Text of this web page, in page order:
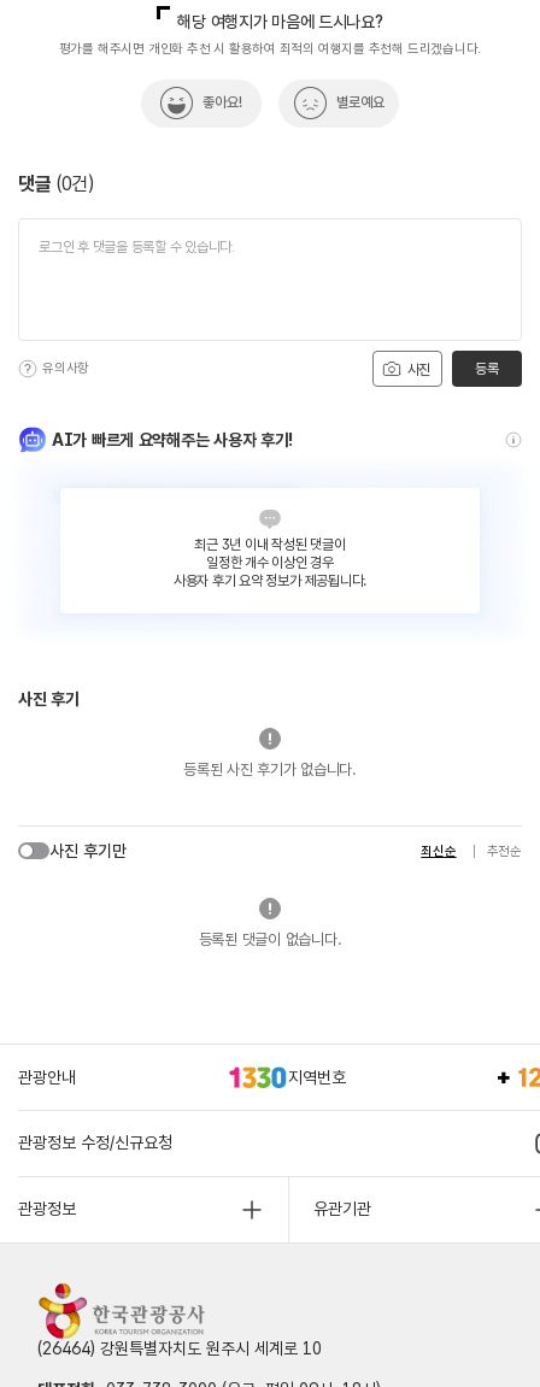
열린관광콘텐츠팀(열린관광-모두의여행)
033-738-3425
해당 여행지가 마음에 드시나요?
평가를 해주시면 개인화 추천 시 활용하여 최적의 여행지를 추천해 드리겠습니다.
좋아요! 별로예요
댓글 (0건)
사진
유의사항 등록
AI가 빠르게 요약해주는 사용자 후기!
최근 3년 이내 작성된 댓글이
일정한 개수 이상인 경우
사용자 후기 요약 정보가 제공됩니다.
사진 후기
등록된 사진 후기가 없습니다.
사진 후기만 최신순 추천순
등록된 댓글이 없습니다.
관광안내 지역번호
관광정보 수정/신규요청
관광정보 유관기관
(26464) 강원특별자치도 원주시 세계로 10